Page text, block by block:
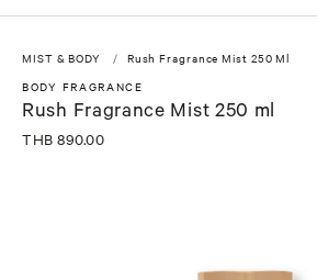
MIST & BODY
Rush Fragrance Mist 250 Ml
BODY FRAGRANCE
Rush Fragrance Mist 250 ml
THB 890.00